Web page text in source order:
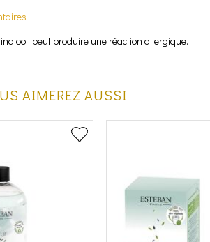
peut produire une réaction allergique.
AIMEREZ AUSSI